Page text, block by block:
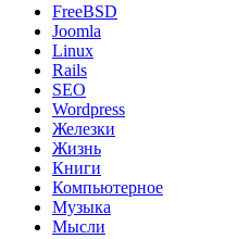
FreeBSD
Joomla
Linux
Rails
SEO
Wordpress
Железки
Жизнь
Книги
Компьютерное
Музыка
Мысли